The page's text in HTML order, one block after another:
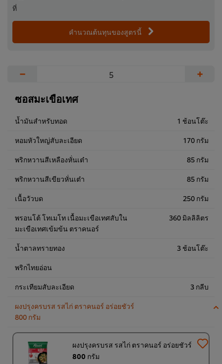
ที่
คำนวณต้นทุนของสูตรนี้
− +
ซอสมะเขือเทศ
น้ำมันสำหรับทอด 1 ช้อนโต๊ะ
หอมหัวใหญ่สับละเอียด 170 กรัม
พริกหวานสีเหลืองหั่นเต๋า 85 กรัม
พริกหวานสีเขียวหั่นเต๋า 85 กรัม
เนื้อวัวบด 250 กรัม
พรอนโต้ โทเมโท เนื้อมะเขือเทศสับใน
มะเขือเทศเข้มข้น ตราคนอร์
360 มิลลิลิตร
น้ำตาลทรายทอง 3 ช้อนโต๊ะ
พริกไทยอ่อน
กระเทียมสับละเอียด 3 กลีบ
ผงปรุงครบรส รสไก่ ตราคนอร์ อร่อยชัวร์
800 กรัม
ผงปรุงครบรส รสไก่ ตราคนอร์ อร่อยชัวร์
800 กรัม